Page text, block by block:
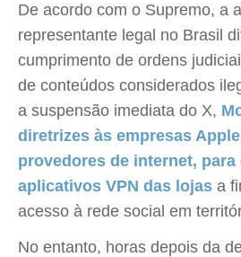
De acordo com o Supremo, a
representante legal no Brasil
cumprimento de ordens
de conteúdos considerados
a suspensão imediata do X,
diretrizes às empresas
provedores de internet, para
aplicativos VPN das lojas a
acesso à rede social em
No entanto, horas depois da